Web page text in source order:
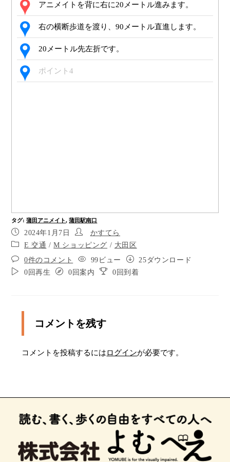
アニメイトを背に右に20メートル進みます。
右の横断歩道を渡り、90メートル直進します。
20メートル先左折です。
ポイント4
タグ:蒲田アニメイト, 蒲田駅南口
2024年1月7日
かすてら
E 交通 /M ショッピング / 大田区
0件のコメント
99ビュー
25ダウンロード
0回再生
0回案内 0回到着
コメントを残す
コメントを投稿するにはログインが必要です。